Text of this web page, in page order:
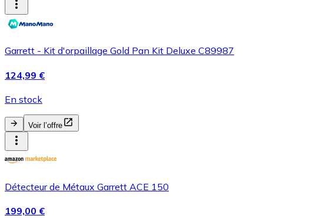
Garrett - Kit d'orpaillage Gold Pan Kit Deluxe C89987
124,99 €
En stock
Voir l’offre
Détecteur de Métaux Garrett ACE 150
199,00 €